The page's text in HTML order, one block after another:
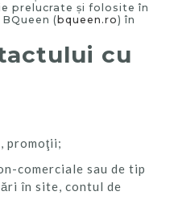
prelucrate şi folosite în
(bqueen.ro) în
cu
promoţii;
comerciale sau de tip
în site, contul de